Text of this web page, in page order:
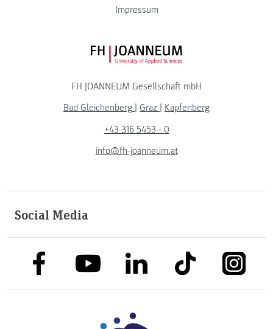
Impressum
FH JOANNEUM Logo
FH JOANNEUM Gesellschaft mbH
Bad Gleichenberg
Graz
Kapfenberg
+43 316 5453 - 0
info@fh-joanneum.at
Social Media
link to facebooklink to youtubelink to linkedinlink to tiktok